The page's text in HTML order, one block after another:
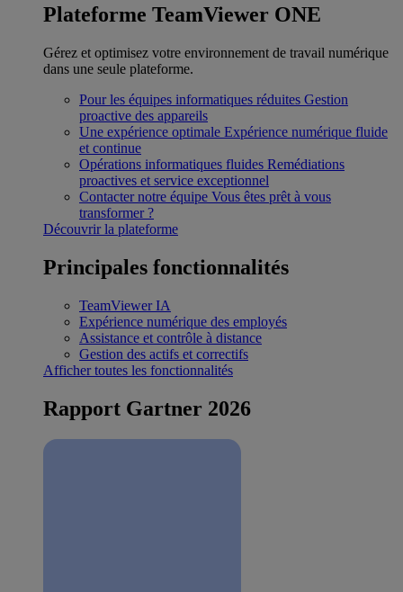
Plateforme TeamViewer ONE
Gérez et optimisez votre environnement de travail numérique
dans une seule plateforme.
Pour les équipes informatiques réduites Gestion
proactive des appareils
Une expérience optimale Expérience numérique fluide
et continue
Opérations informatiques fluides Remédiations
proactives et service exceptionnel
Contacter notre équipe Vous êtes prêt à vous
transformer ?
Découvrir la plateforme
Principales fonctionnalités
TeamViewer IA
Expérience numérique des employés
Assistance et contrôle à distance
Gestion des actifs et correctifs
Afficher toutes les fonctionnalités
Rapport Gartner 2026